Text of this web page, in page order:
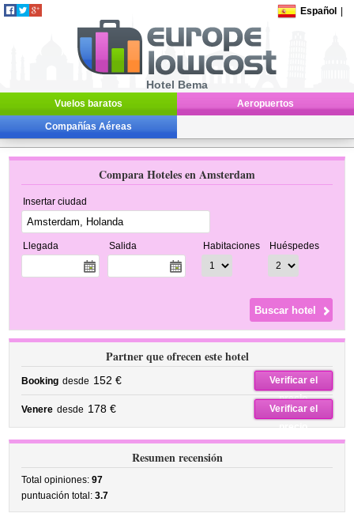
Español
Hotel Bema
Vuelos baratos Aeropuertos
Compañías Aéreas
Compara Hoteles en Amsterdam
Insertar ciudad
Llegada Salida Habitaciones Huéspedes
Partner que ofrecen este hotel
Booking desde 152 €
Verificar el
precio
Venere desde 178 €
Verificar el
precio
Resumen recensión
Total opiniones:97
puntuación total:3.7